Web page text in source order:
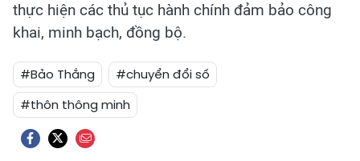
thực hiện các thủ tục hành chính đảm bảo công
khai, minh bạch, đồng bộ.
#Bảo Thắng
#chuyển đổi số
#thôn thông minh